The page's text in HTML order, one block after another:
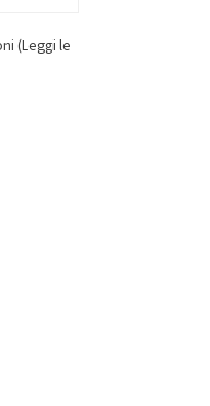
(Leggi le